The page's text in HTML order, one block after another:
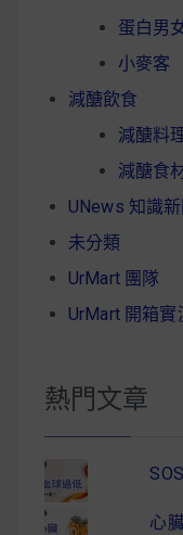
蛋白男
小麥客
減醣飲食
減醣料
減醣食
UNews 知識新
未分類
UrMart 團隊
UrMart 開箱實
熱門文章
心